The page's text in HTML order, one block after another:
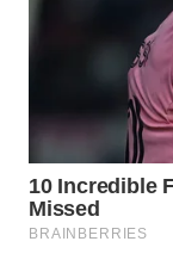
WAHANA
TV
WAHANANEWS
ID